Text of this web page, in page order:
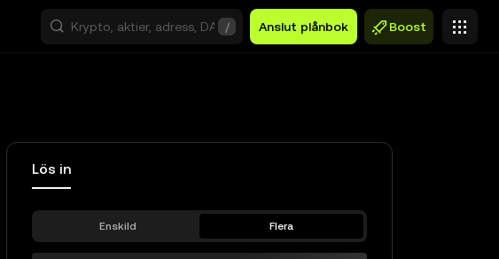
/ Anslut plånbok Boost
Lös in
Enskild Flera